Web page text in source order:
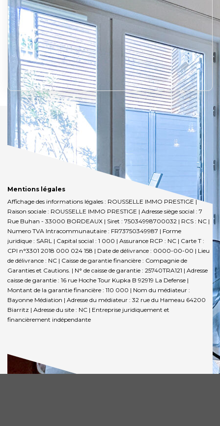
Mentions légales
Affichage des informations légales : ROUSSELLE IMMO PRESTIGE |
Raison sociale : ROUSSELLE IMMO PRESTIGE | Adresse siège social : 7
Rue Buhan - 33000 BORDEAUX | Siret : 75034998700032 | RCS : NC |
Numero TVA Intracommunautaire : FR73750349987 | Forme
juridique : SARL | Capital social : 1 000 | Assurance RCP : NC | Carte T :
CPI n°3301 2018 000 024 158 | Date de délivrance : 0000-00-00 | Lieu
de délivrance : NC | Caisse de garantie financière : Compagnie de
Garanties et Cautions. | N° de caisse de garantie : 25740TRA121 | Adresse
caisse de garantie : 16 rue Hoche Tour Kupka B 92919 La Defense |
Montant de la garantie financière : 110 000 | Nom du médiateur :
Bayonne Médiation | Adresse du médiateur : 32 rue du Hameau 64200
Biarritz | Adresse du site : NC | Entreprise juridiquement et
financièrement indépendante